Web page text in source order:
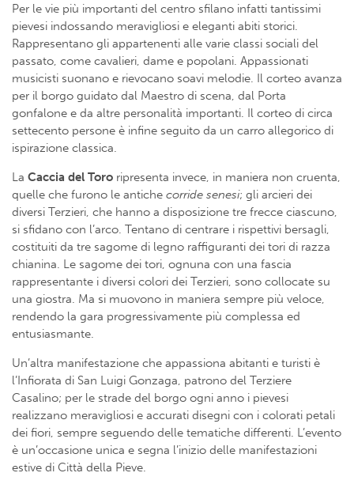
Per le vie più importanti del centro sfilano infatti tantissimi
pievesi indossando meravigliosi e eleganti abiti storici.
Rappresentano gli appartenenti alle varie classi sociali del
passato, come cavalieri, dame e popolani. Appassionati
musicisti suonano e rievocano soavi melodie. Il corteo avanza
per il borgo guidato dal Maestro di scena, dal Porta
gonfalone e da altre personalità importanti. Il corteo di circa
settecento persone è infine seguito da un carro allegorico di
ispirazione classica.
La Caccia del Toro ripresenta invece, in maniera non cruenta,
quelle che furono le antiche corride senesi; gli arcieri dei
diversi Terzieri, che hanno a disposizione tre frecce ciascuno,
si sfidano con l’arco. Tentano di centrare i rispettivi bersagli,
costituiti da tre sagome di legno raffiguranti dei tori di razza
chianina. Le sagome dei tori, ognuna con una fascia
rappresentante i diversi colori dei Terzieri, sono collocate su
una giostra. Ma si muovono in maniera sempre più veloce,
rendendo la gara progressivamente più complessa ed
entusiasmante.
Un’altra manifestazione che appassiona abitanti e turisti è
l’Infiorata di San Luigi Gonzaga, patrono del Terziere
Casalino; per le strade del borgo ogni anno i pievesi
realizzano meravigliosi e accurati disegni con i colorati petali
dei fiori, sempre seguendo delle tematiche differenti. L’evento
è un’occasione unica e segna l’inizio delle manifestazioni
estive di Città della Pieve.